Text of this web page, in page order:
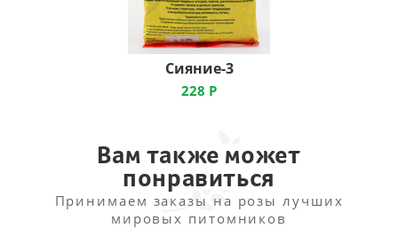
Сияние-3
228 Р
Вам также может
понравиться
Принимаем заказы на розы лучших
мировых питомников